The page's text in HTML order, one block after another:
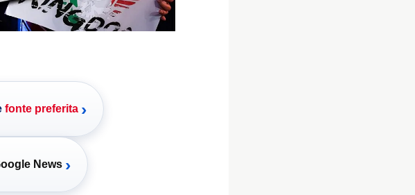
fonte preferita ›
News ›